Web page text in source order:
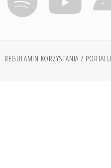
REGULAMIN KORZYSTANIA Z PORTALU